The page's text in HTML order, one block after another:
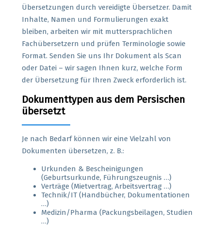
Übersetzungen durch vereidigte Übersetzer. Damit
Inhalte, Namen und Formulierungen exakt
bleiben, arbeiten wir mit muttersprachlichen
Fachübersetzern und prüfen Terminologie sowie
Format. Senden Sie uns Ihr Dokument als Scan
oder Datei – wir sagen Ihnen kurz, welche Form
der Übersetzung für Ihren Zweck erforderlich ist.
Dokumenttypen aus dem Persischen
übersetzt
Je nach Bedarf können wir eine Vielzahl von
Dokumenten übersetzen, z. B.:
Urkunden & Bescheinigungen
(Geburtsurkunde, Führungszeugnis …)
Verträge (Mietvertrag, Arbeitsvertrag …)
Technik/IT (Handbücher, Dokumentationen
…)
Medizin/Pharma (Packungsbeilagen, Studien
…)